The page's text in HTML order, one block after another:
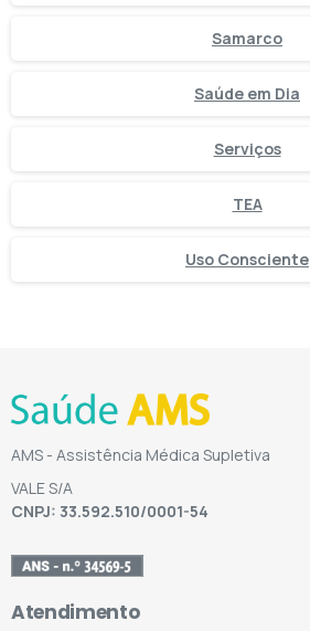
Samarco
Saúde em Dia
Serviços
TEA
Uso Consciente
AMS - Assistência Médica Supletiva
VALE S/A
CNPJ: 33.592.510/0001-54
Atendimento